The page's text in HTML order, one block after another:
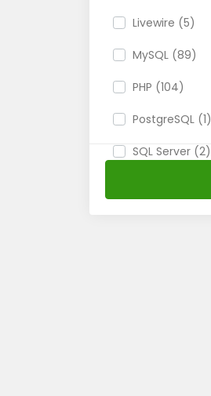
Livewire (5)
MySQL (89)
PHP (104)
PostgreSQL (1)
SQL Server (2)